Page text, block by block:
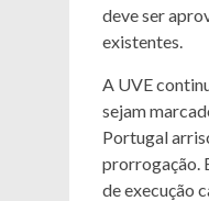
deve ser
existentes.
A UVE
sejam
Portugal
prorrogação.
de execução